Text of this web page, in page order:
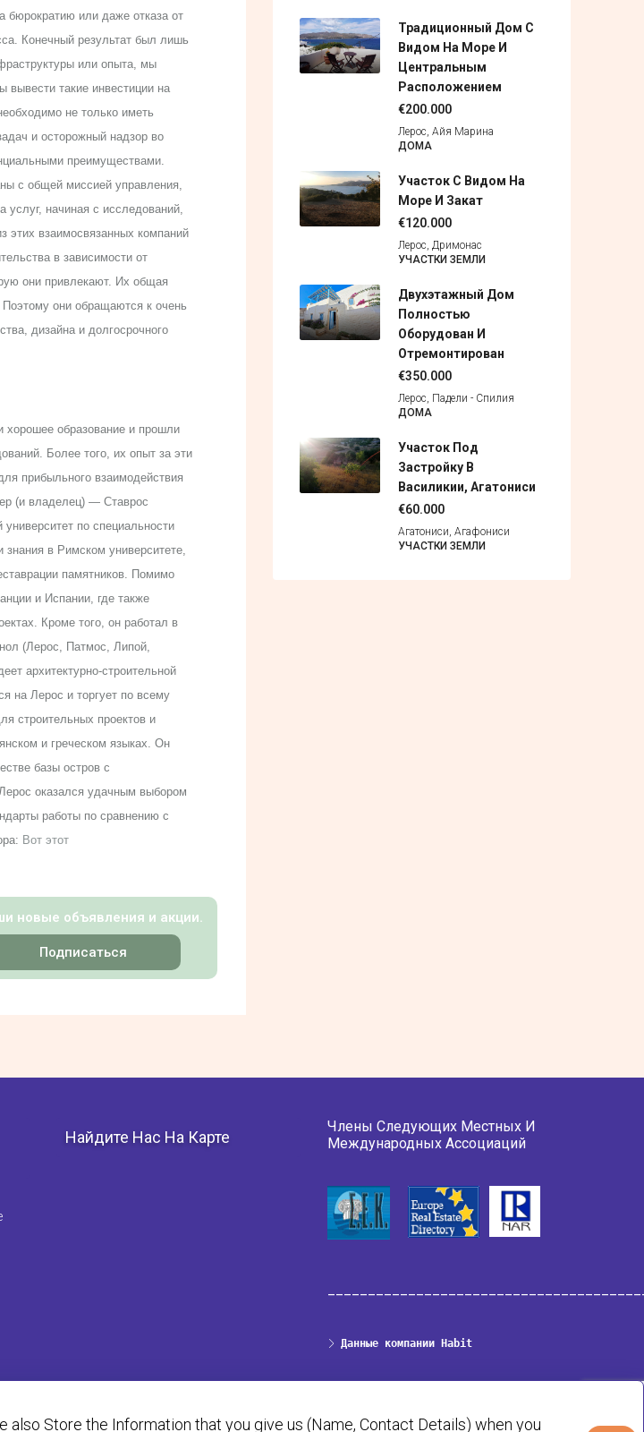
бюрократию или даже отказа от
Конечный результат был лишь
или опыта, мы
вывести такие инвестиции на
не только иметь
и осторожный надзор во
преимуществами.
с общей миссией управления,
услуг, начиная с исследований,
этих взаимосвязанных компаний
в зависимости от
они привлекают. Их общая
они обращаются к очень
дизайна и долгосрочного
хорошее образование и прошли
Более того, их опыт за эти
прибыльного взаимодействия
(и владелец) — Ставрос
по специальности
знания в Римском университете,
памятников. Помимо
и Испании, где также
Кроме того, он работал в
(Лерос, Патмос, Липой,
архитектурно-строительной
на Лерос и торгует по всему
строительных проектов и
и греческом языках. Он
базы остров с
оказался удачным выбором
работы по сравнению с
Вот этот
новые объявления и акции.
Подписаться
Традиционный Дом С
Видом На Море И
Центральным
Расположением
€200.000
Лерос, Айя Марина
ДОМА
Участок С Видом На
Море И Закат
€120.000
Лерос, Дримонас
УЧАСТКИ ЗЕМЛИ
Двухэтажный Дом
Полностью
Оборудован И
Отремонтирован
€350.000
Лерос, Падели - Спилия
ДОМА
Участок Под
Застройку В
Василикии, Агатониси
€60.000
Агатониси, Агафониси
УЧАСТКИ ЗЕМЛИ
Найдите Нас На Карте
Члены Следующих Местных И
Международных Ассоциаций
Данные компании Habit
Store the Information that you give us (Name, Contact Details) when you